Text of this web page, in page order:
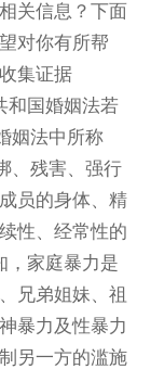
关信息？下面
对你有所帮
收集证据
和国婚姻法若
姻法中所称
、残害、强行
员的身体、精
性、经常性的
家庭暴力是
兄弟姐妹、祖
暴力及性暴力
另一方的滥施